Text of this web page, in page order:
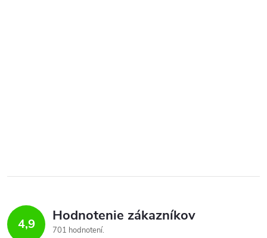
4,9 Hodnotenie zákazníkov
701 hodnotení